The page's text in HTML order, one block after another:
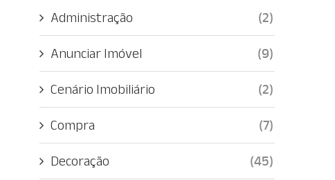
Administração (2)
Anunciar Imóvel (9)
Cenário Imobiliário (2)
Compra (7)
Decoração (45)